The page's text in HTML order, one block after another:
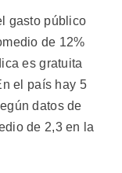
gasto público
de 12%
es gratuita
el país hay 5
datos de
de 2,3 en la